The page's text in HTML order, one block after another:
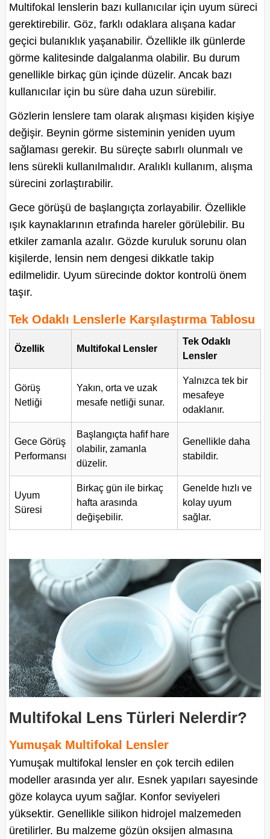
Multifokal lenslerin bazı kullanıcılar için uyum süreci
gerektirebilir. Göz, farklı odaklara alışana kadar
geçici bulanıklık yaşanabilir. Özellikle ilk günlerde
görme kalitesinde dalgalanma olabilir. Bu durum
genellikle birkaç gün içinde düzelir. Ancak bazı
kullanıcılar için bu süre daha uzun sürebilir.
Gözlerin lenslere tam olarak alışması kişiden kişiye
değişir. Beynin görme sisteminin yeniden uyum
sağlaması gerekir. Bu süreçte sabırlı olunmalı ve
lens sürekli kullanılmalıdır. Aralıklı kullanım, alışma
sürecini zorlaştırabilir.
Gece görüşü de başlangıçta zorlayabilir. Özellikle
ışık kaynaklarının etrafında hareler görülebilir. Bu
etkiler zamanla azalır. Gözde kuruluk sorunu olan
kişilerde, lensin nem dengesi dikkatle takip
edilmelidir. Uyum sürecinde doktor kontrolü önem
taşır.
Tek Odaklı Lenslerle Karşılaştırma Tablosu
Özellik Multifokal Lensler
Tek Odaklı
Lensler
Görüş
Netliği
Yakın, orta ve uzak
mesafe netliği sunar.
Yalnızca tek bir
mesafeye
odaklanır.
Gece Görüş
Performansı
Başlangıçta hafif hare
olabilir, zamanla
düzelir.
Genellikle daha
stabildir.
Uyum
Süresi
Birkaç gün ile birkaç
hafta arasında
değişebilir.
Genelde hızlı ve
kolay uyum
sağlar.
Multifokal Lens Türleri Nelerdir?
Yumuşak Multifokal Lensler
Yumuşak multifokal lensler en çok tercih edilen
modeller arasında yer alır. Esnek yapıları sayesinde
göze kolayca uyum sağlar. Konfor seviyeleri
yüksektir. Genellikle silikon hidrojel malzemeden
üretilirler. Bu malzeme gözün oksijen almasına